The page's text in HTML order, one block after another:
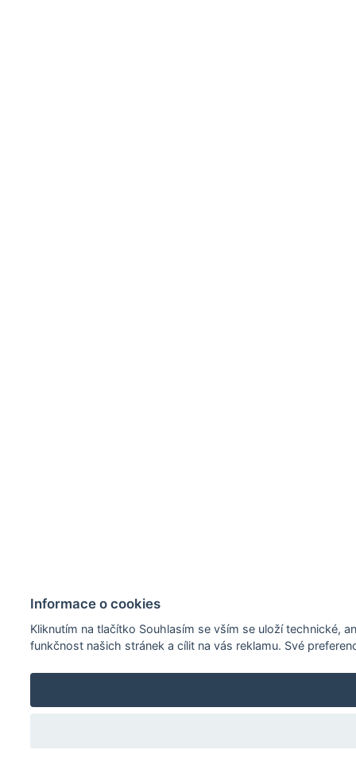
Informace o cookies
Kliknutím na tlačítko Souhlasím se vším se uloží technické,
funkčnost našich stránek a cílit na vás reklamu. Své